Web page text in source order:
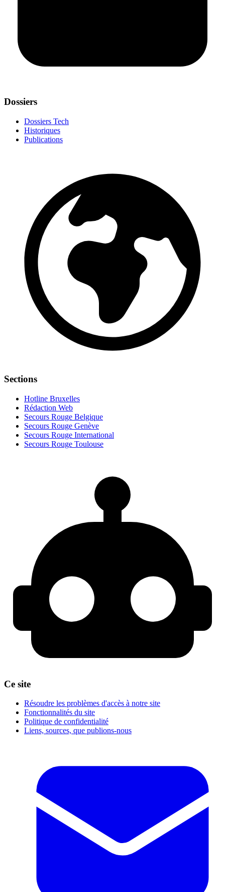
Dossiers
Dossiers Tech
Historiques
Publications
Sections
Hotline Bruxelles
Rédaction Web
Secours Rouge Belgique
Secours Rouge Genève
Secours Rouge International
Secours Rouge Toulouse
Ce site
Résoudre les problèmes d'accès à notre site
Fonctionnalités du site
Politique de confidentialité
Liens, sources, que publions-nous